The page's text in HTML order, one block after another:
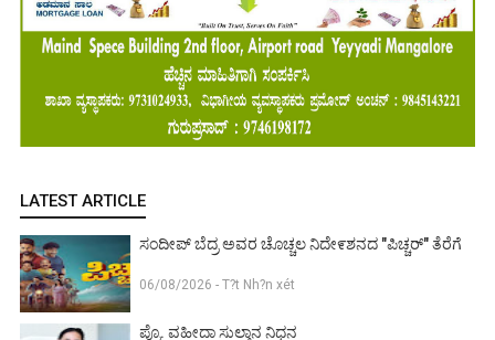
LATEST ARTICLE
ಸಂದೀಪ್ ಬೆದ್ರ ಅವರ ಚೊಚ್ಚಲ ನಿದೇ೯ಶನದ "ಪಿಚ್ಚರ್" ತೆರೆಗೆ
06/08/2026 - T?t Nh?n xét
ಪ್ರೊ. ವಹೀದಾ ಸುಲ್ತಾನ ನಿಧನ